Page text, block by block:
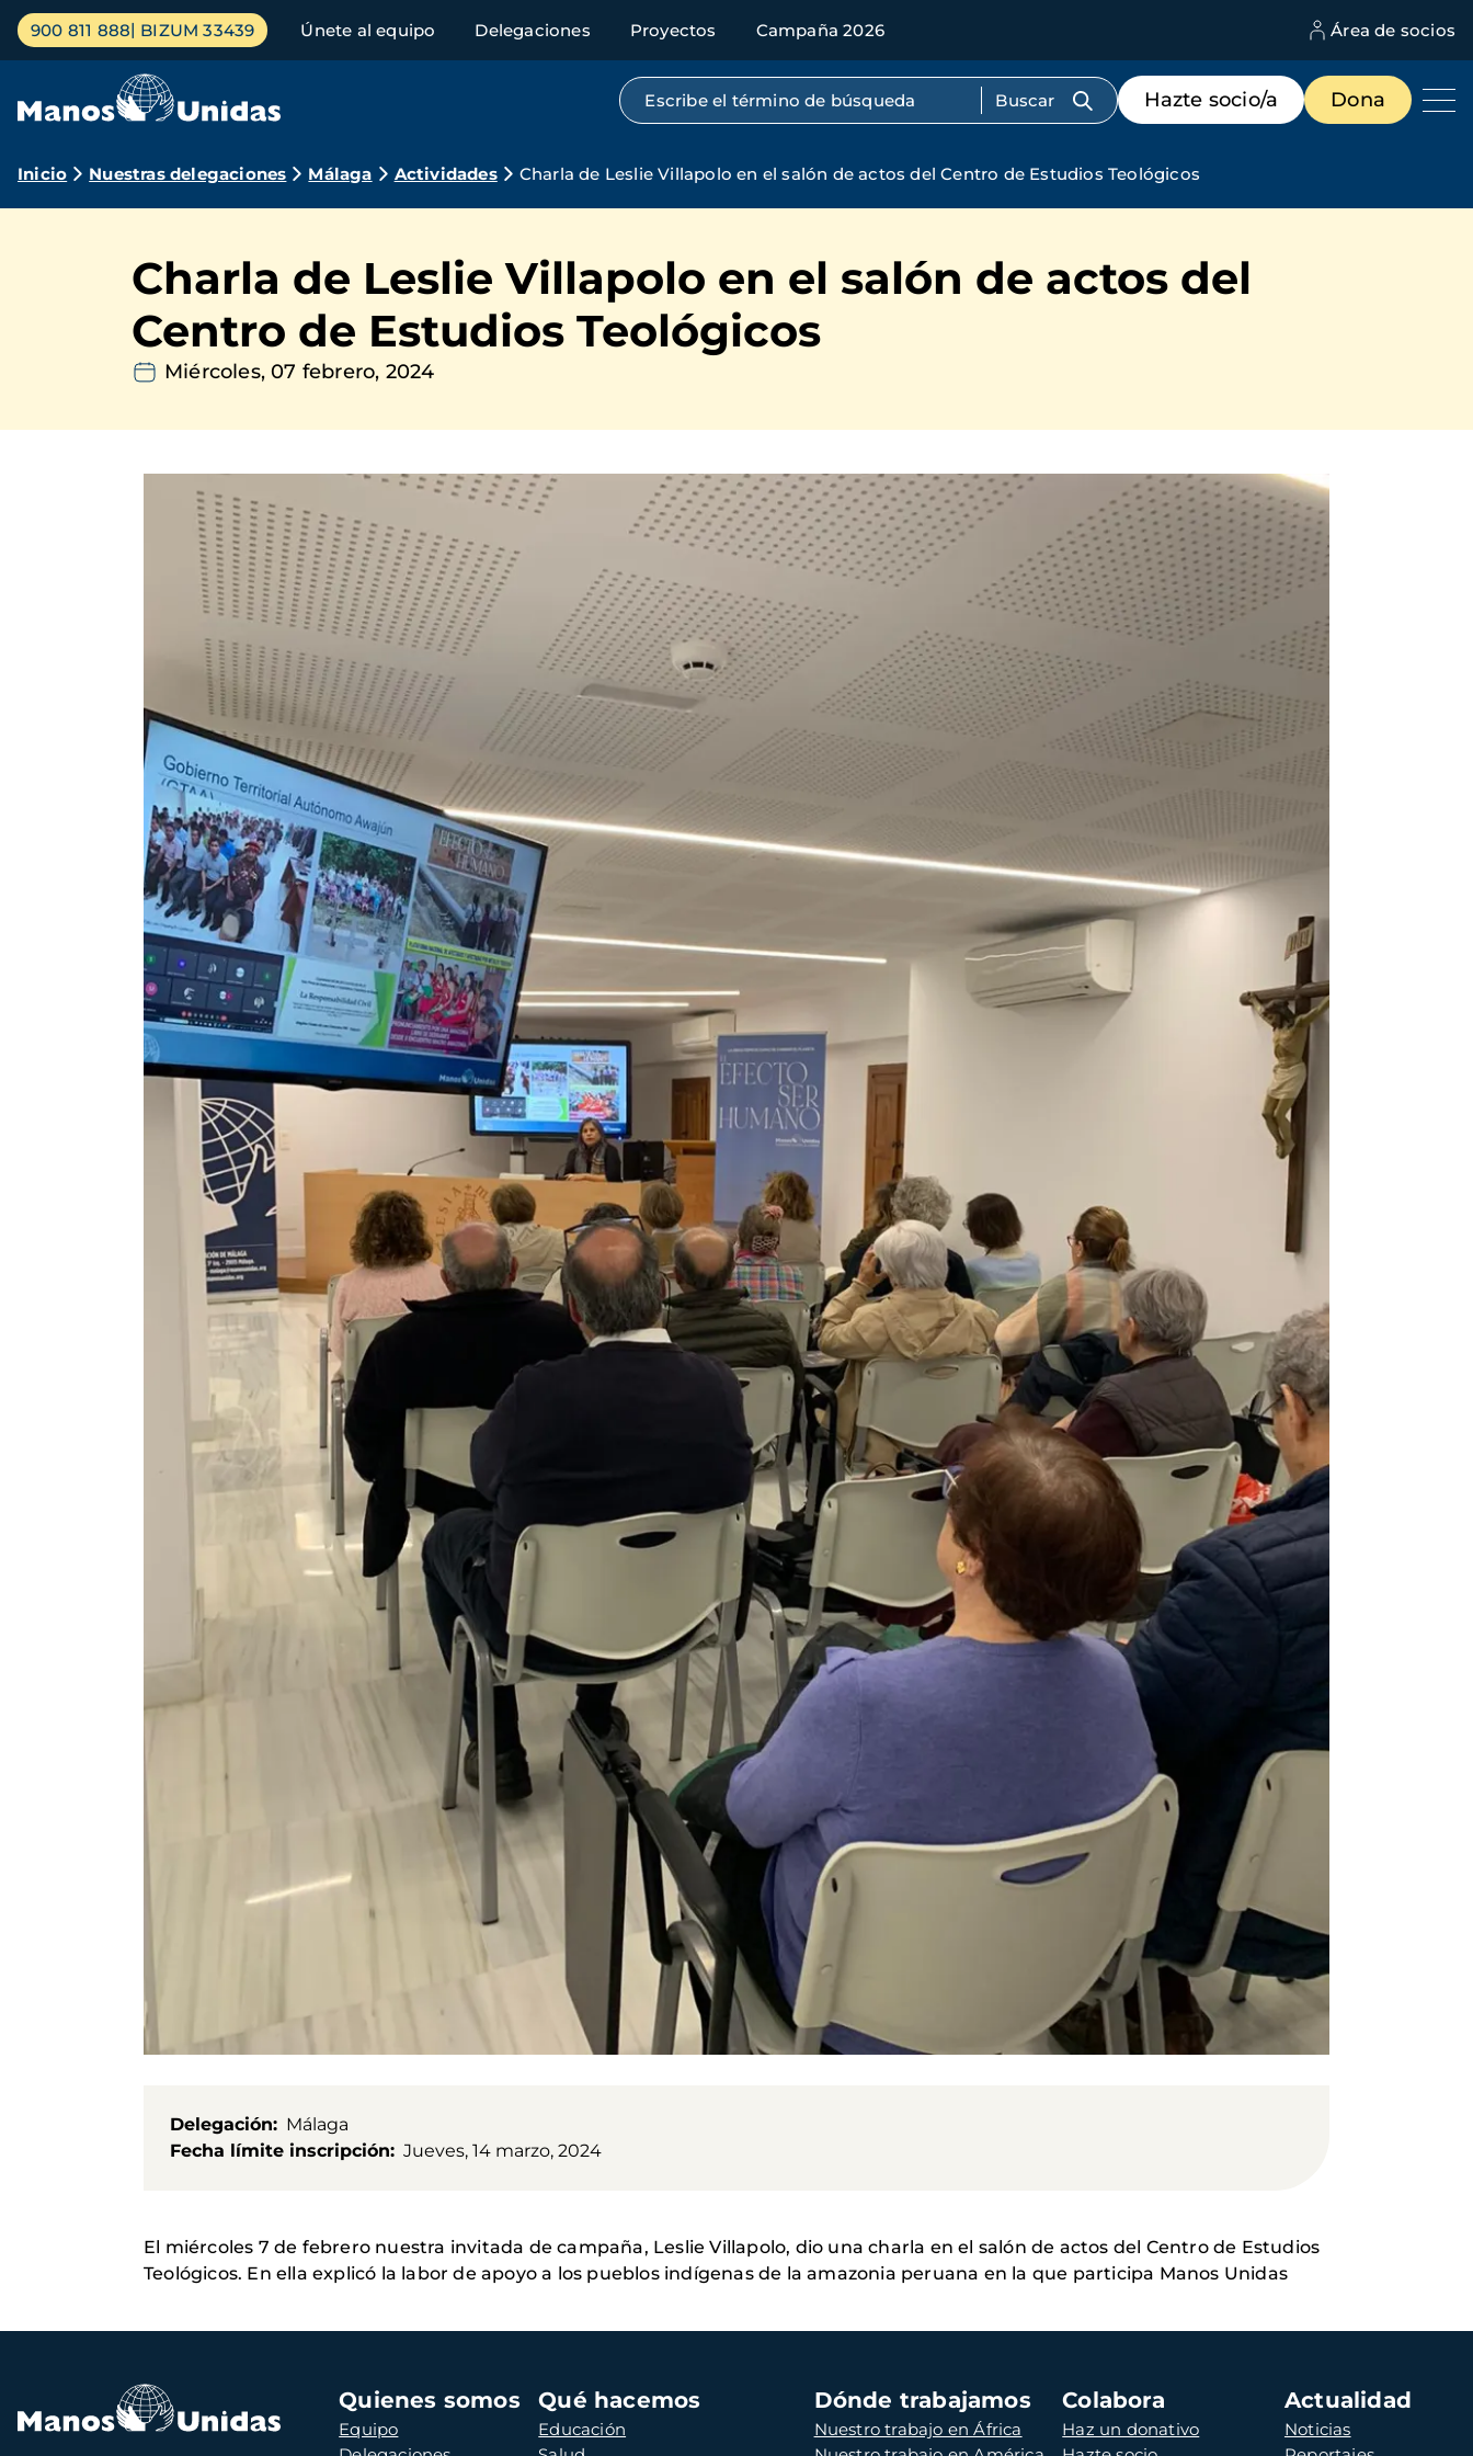
Pasar
contenido
Menú
principal
900 811 888 BIZUM 33439 Únete al equipo Delegaciones Proyectos Campaña 2026 Área de socios
Búsqueda por texto completo
Menú
de
destacados
Hazte socio/a Dona
Ruta
navegación
Inicio Nuestras delegaciones Málaga Actividades Charla de Leslie Villapolo en el salón de actos del Centro de Estudios Teológicos
Charla de Leslie Villapolo en el salón de actos del
Centro de Estudios Teológicos
Miércoles, 07 febrero, 2024
Delegación
Málaga
Fecha límite inscripción
Jueves, 14 marzo, 2024
El miércoles 7 de febrero nuestra invitada de campaña, Leslie Villapolo, dio una charla en el salón de actos del Centro de Estudios
Teológicos. En ella explicó la labor de apoyo a los pueblos indígenas de la amazonia peruana en la que participa Manos Unidas
Navegación
principal
Quienes somos
Equipo
Qué hacemos
Educación
Dónde trabajamos
Nuestro trabajo en África
Colabora
Haz un donativo
Actualidad
Noticias